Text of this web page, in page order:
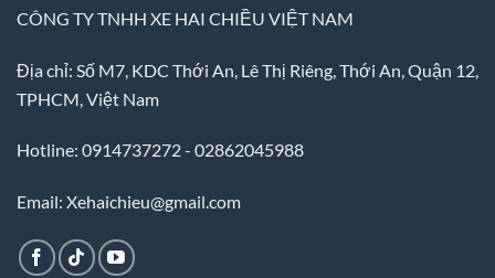
CÔNG TY TNHH XE HAI CHIỀU VIỆT NAM
Địa chỉ: Số M7, KDC Thới An, Lê Thị Riêng, Thới An, Quận 12,
TPHCM, Việt Nam
Hotline: 0914737272 - 02862045988
Email: Xehaichieu@gmail.com